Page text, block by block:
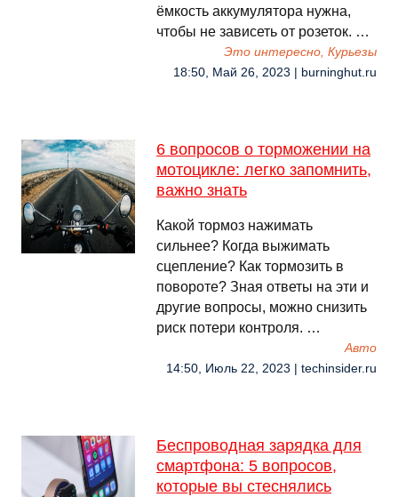
ёмкость аккумулятора нужна,
чтобы не зависеть от розеток. …
Это интересно, Курьезы
18:50, Май 26, 2023 | burninghut.ru
6 вопросов о торможении на
мотоцикле: легко запомнить,
важно знать
Какой тормоз нажимать
сильнее? Когда выжимать
сцепление? Как тормозить в
повороте? Зная ответы на эти и
другие вопросы, можно снизить
риск потери контроля. …
Авто
14:50, Июль 22, 2023 | techinsider.ru
Беспроводная зарядка для
смартфона: 5 вопросов,
которые вы стеснялись